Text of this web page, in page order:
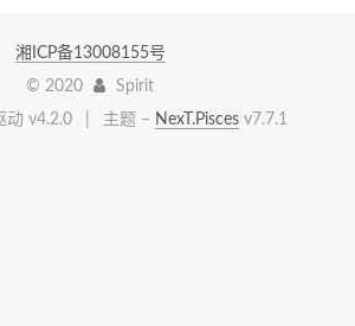
湘ICP备13008155号
© 2020
Spirit
动 v4.2.0 主题 – NexT.Pisces v7.7.1